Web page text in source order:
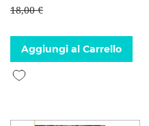
18,00 €
Aggiungi al Carrello
Aggiungi alla lista desideri